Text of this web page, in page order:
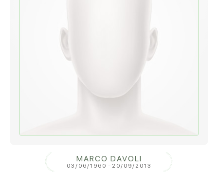
MARCO DAVOLI
03/06/1960 - 20/09/2013